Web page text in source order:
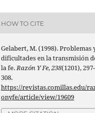
HOW TO CITE
Gelabert, M. (1998). Problemas
dificultades en la transmisión
la fe.Razón Y Fe,238(1201), 297-
308.
https://revistas.comillas.edu/
onyfe/article/view/19609